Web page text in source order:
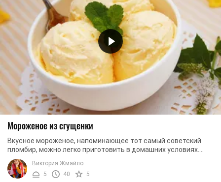
Мороженое из сгущенки
Вкусное мороженое, напоминающее тот самый советский
пломбир, можно легко приготовить в домашних условиях.
Для этого вам нужно использовать всего лишь ...
Виктория Жмайло
5
40 5